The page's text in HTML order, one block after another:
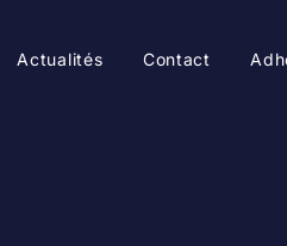
Actualités Contact